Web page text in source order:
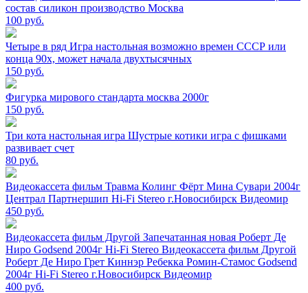
состав силикон производство Москва
100 руб.
Четыре в ряд Игра настольная возможно времен СССР или
конца 90х, может начала двухтысячных
150 руб.
Фигурка мирового стандарта москва 2000г
150 руб.
Три кота настольная игра Шустрые котики игра с фишками
развивает счет
80 руб.
Видеокассета фильм Травма Колинг Фёрт Мина Сувари 2004г
Централ Партнершип Hi-Fi Stereo г.Новосибирск Видеомир
450 руб.
Видеокассета фильм Другой Запечатанная новая Роберт Де
Ниро Godsend 2004г Hi-Fi Stereo Видеокассета фильм Другой
Роберт Де Ниро Грет Киннэр Ребекка Ромин-Стамос Godsend
2004г Hi-Fi Stereo г.Новосибирск Видеомир
400 руб.